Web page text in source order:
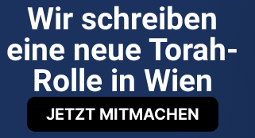
Wir schreiben
eine neue Torah-
Rolle in Wien
JETZT MITMACHEN